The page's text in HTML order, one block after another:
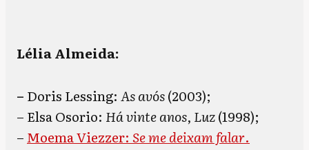
Lélia Almeida:
– Doris Lessing: As avós(2003);
– Elsa Osorio: Há vinte anos, Luz(1998);
– Moema Viezzer: Se me deixam falar.